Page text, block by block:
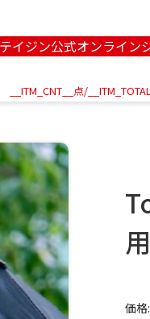
イジン公式オンライン
__ITM_CNT__点/
価格: